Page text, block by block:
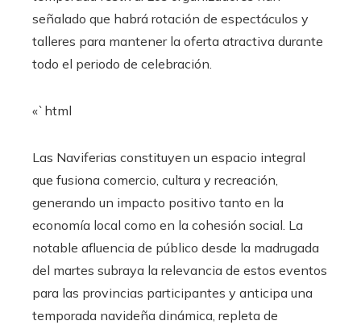
señalado que habrá rotación de espectáculos y
talleres para mantener la oferta atractiva durante
todo el periodo de celebración.
«`html
Las Naviferias constituyen un espacio integral
que fusiona comercio, cultura y recreación,
generando un impacto positivo tanto en la
economía local como en la cohesión social. La
notable afluencia de público desde la madrugada
del martes subraya la relevancia de estos eventos
para las provincias participantes y anticipa una
temporada navideña dinámica, repleta de